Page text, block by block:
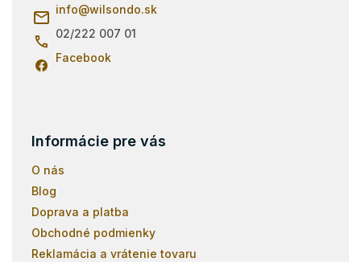
info@wilsondo.sk
02/222 007 01
Facebook
Informácie pre vás
O nás
Blog
Doprava a platba
Obchodné podmienky
Reklamácia a vrátenie tovaru